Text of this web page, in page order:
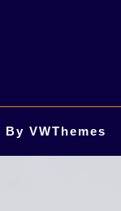
By VWThemes